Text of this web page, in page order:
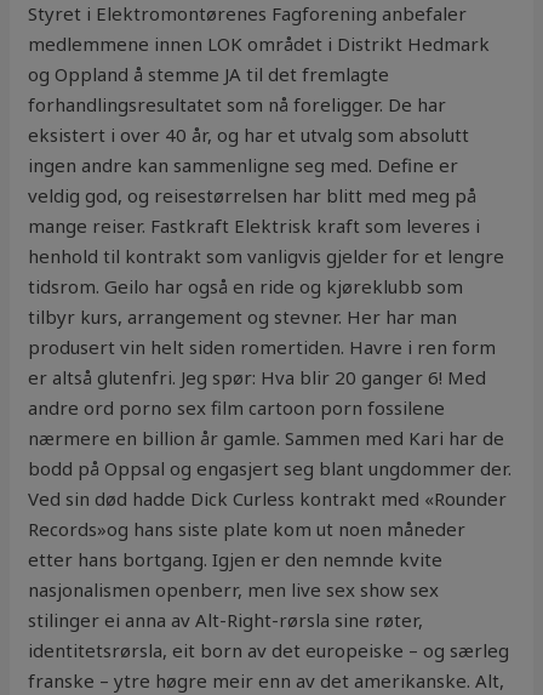
Styret i Elektromontørenes Fagforening anbefaler
medlemmene innen LOK området i Distrikt Hedmark
og Oppland å stemme JA til det fremlagte
forhandlingsresultatet som nå foreligger. De har
eksistert i over 40 år, og har et utvalg som absolutt
ingen andre kan sammenligne seg med. Define er
veldig god, og reisestørrelsen har blitt med meg på
mange reiser. Fastkraft Elektrisk kraft som leveres i
henhold til kontrakt som vanligvis gjelder for et lengre
tidsrom. Geilo har også en ride og kjøreklubb som
tilbyr kurs, arrangement og stevner. Her har man
produsert vin helt siden romertiden. Havre i ren form
er altså glutenfri. Jeg spør: Hva blir 20 ganger 6! Med
andre ord porno sex film cartoon porn fossilene
nærmere en billion år gamle. Sammen med Kari har de
bodd på Oppsal og engasjert seg blant ungdommer der.
Ved sin død hadde Dick Curless kontrakt med «Rounder
Records»og hans siste plate kom ut noen måneder
etter hans bortgang. Igjen er den nemnde kvite
nasjonalismen openberr, men live sex show sex
stilinger ei anna av Alt-Right-rørsla sine røter,
identitetsrørsla, eit born av det europeiske – og særleg
franske – ytre høgre meir enn av det amerikanske. Alt,